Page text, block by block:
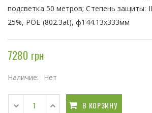
подсветка 50 метров; Степень защиты:
25%, POE (802.3at), ф144.13x333мм
7280 грн
Наличие: Нет
В КОРЗИНУ